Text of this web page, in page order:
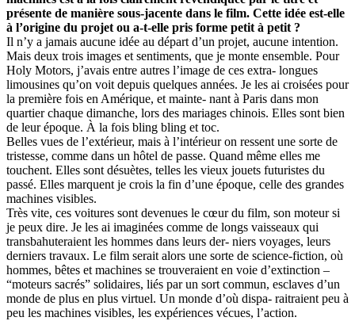
présente de manière sous-jacente dans le film. Cette idée est-elle
à l’origine du projet ou a-t-elle pris forme petit à petit ?
Il n’y a jamais aucune idée au départ d’un projet, aucune intention.
Mais deux trois images et sentiments, que je monte ensemble. Pour
Holy Motors, j’avais entre autres l’image de ces extra- longues
limousines qu’on voit depuis quelques années. Je les ai croisées pour
la première fois en Amérique, et mainte- nant à Paris dans mon
quartier chaque dimanche, lors des mariages chinois. Elles sont bien
de leur époque. À la fois bling bling et toc.
Belles vues de l’extérieur, mais à l’intérieur on ressent une sorte de
tristesse, comme dans un hôtel de passe. Quand même elles me
touchent. Elles sont désuètes, telles les vieux jouets futuristes du
passé. Elles marquent je crois la fin d’une époque, celle des grandes
machines visibles.
Très vite, ces voitures sont devenues le cœur du film, son moteur si
je peux dire. Je les ai imaginées comme de longs vaisseaux qui
transbahuteraient les hommes dans leurs der- niers voyages, leurs
derniers travaux. Le film serait alors une sorte de science-fiction, où
hommes, bêtes et machines se trouveraient en voie d’extinction –
“moteurs sacrés” solidaires, liés par un sort commun, esclaves d’un
monde de plus en plus virtuel. Un monde d’où dispa- raitraient peu à
peu les machines visibles, les expériences vécues, l’action.